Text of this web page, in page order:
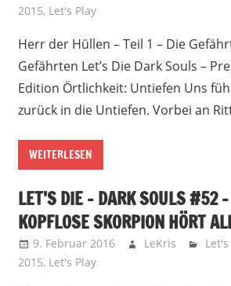
2015, Let's Play
Herr der Hüllen – Teil 1 – Die
Gefährten Let’s Die Dark Souls –
Edition Örtlichkeit: Untiefen Uns
zurück in die Untiefen. Vorbei an
WEITERLESEN
LET’S DIE – DARK SOULS #52
KOPFLOSE SKORPION HÖRT
9. Februar 2016 LeKris
2015, Let's Play